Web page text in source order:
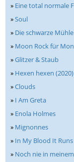
» Eine total normale
»Soul
» Die schwarze Mühle
» Moon Rock für
»Glitzer & Staub
» Hexen hexen (2020)
»Clouds
» I Am Greta
» Enola Holmes
» Mignonnes
» In My Blood It Runs
» Noch nie in